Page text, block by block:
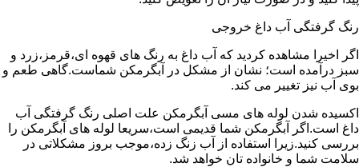
رنگ گرفتگی آب داغ خروجی
اگر اخیرا مشاهده کردید که آب داغ به رنگ های قهوه ای،قرمز،زرد و
سبز درآمده است؛ نشان از مشکل در آبگرمکن شماست.گاهی طعم و
بوی آب نیز تغییر می کند.
اکسیده شدن لوله های مسی آبگرمکن علت اصلی رنگ گرفتگی آب
داغ است.اگر آبگرمکن شما قدیمی است،سریعا لوله های آبگرمکن را
بررسی کنید.زیرا استفاده از آب زنگ زده،موجب بروز مشکلاتی در
سلامت شما و خانواده تان خواهد شد.